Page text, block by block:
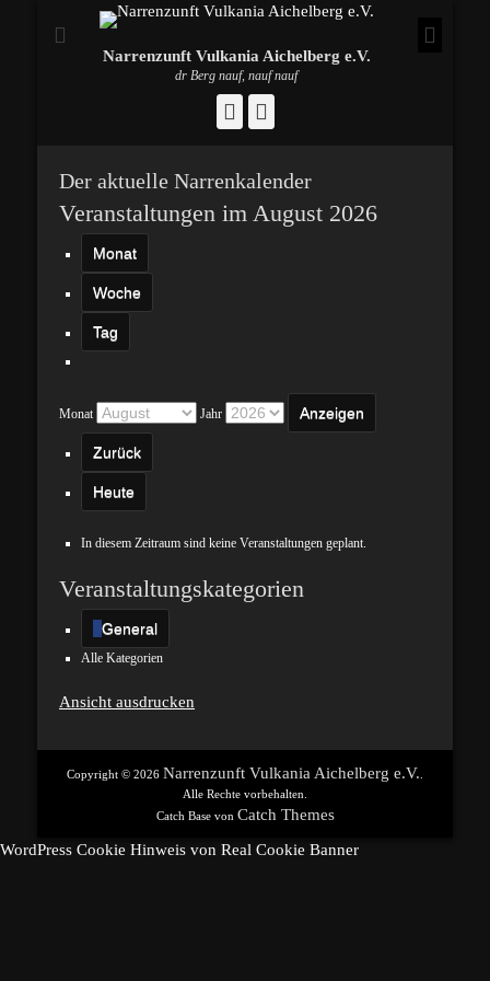
Narrenzunft Vulkania Aichelberg e.V.
dr Berg nauf, nauf nauf
Facebook
Der aktuelle Narrenkalender
Veranstaltungen im August 2026
Monat
Woche
Tag
Monat Jahr
Zurück
Heute
In diesem Zeitraum sind keine Veranstaltungen geplant.
Veranstaltungskategorien
General
Alle Kategorien
Ansicht ausdrucken
Copyright © 2026 Narrenzunft Vulkania Aichelberg e.V.
Alle Rechte vorbehalten.
Catch Base von Catch Themes
WordPress Cookie Hinweis von Real Cookie Banner